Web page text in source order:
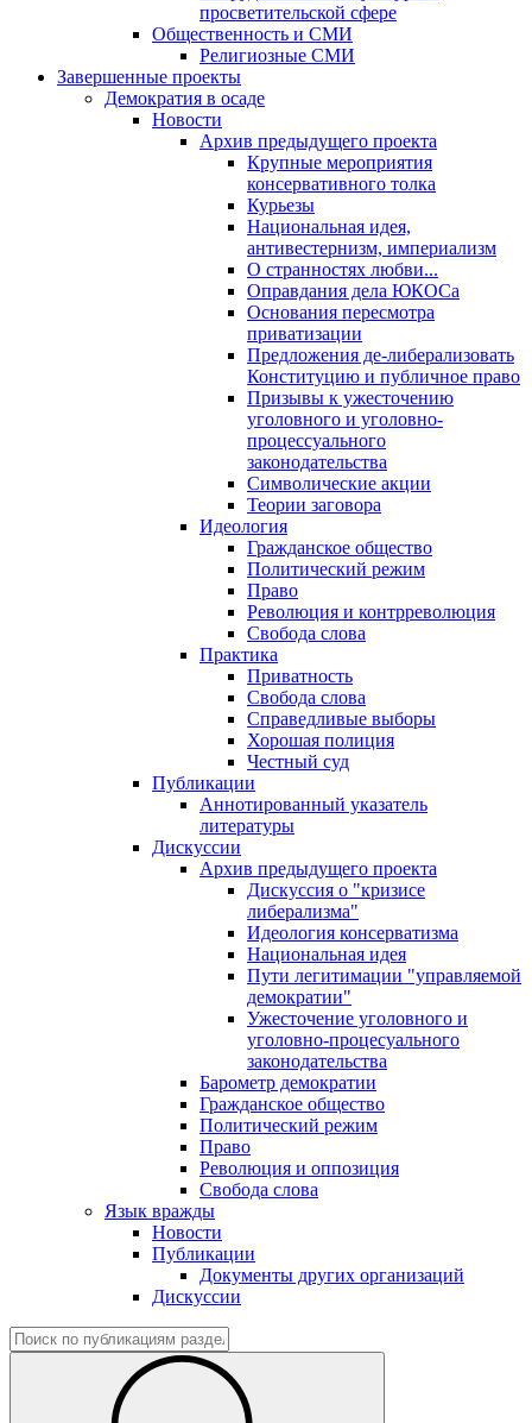
просветительской сфере
Общественность и СМИ
Религиозные СМИ
Завершенные проекты
Демократия в осаде
Новости
Архив предыдущего проекта
Крупные мероприятия
консервативного толка
Курьезы
Национальная идея,
антивестернизм, империализм
О странностях любви...
Оправдания дела ЮКОСа
Основания пересмотра
приватизации
Предложения де-либерализовать
Конституцию и публичное право
Призывы к ужесточению
уголовного и уголовно-
процессуального
законодательства
Символические акции
Теории заговора
Идеология
Гражданское общество
Политический режим
Право
Революция и контрреволюция
Свобода слова
Практика
Приватность
Свобода слова
Справедливые выборы
Хорошая полиция
Честный суд
Публикации
Аннотированный указатель
литературы
Дискуссии
Архив предыдущего проекта
Дискуссия о "кризисе
либерализма"
Идеология консерватизма
Национальная идея
Пути легитимации "управляемой
демократии"
Ужесточение уголовного и
уголовно-процесуального
законодательства
Барометр демократии
Гражданское общество
Политический режим
Право
Революция и оппозиция
Свобода слова
Язык вражды
Новости
Публикации
Документы других организаций
Дискуссии